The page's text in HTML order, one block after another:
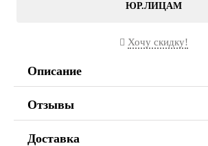
ЮР.ЛИЦАМ
Хочу скидку!
Описание
Отзывы
Доставка